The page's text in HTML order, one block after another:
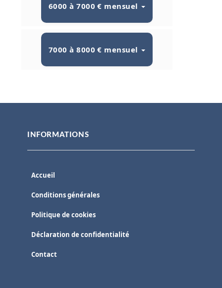
6000 à 7000 € mensuel
7000 à 8000 € mensuel
INFORMATIONS
Accueil
Conditions générales
Politique de cookies
Déclaration de confidentialité
Contact